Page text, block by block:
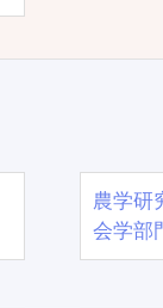
農学
会学部